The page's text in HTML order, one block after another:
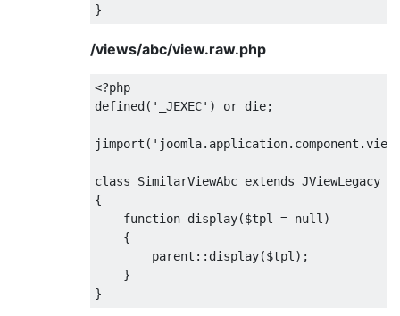
/views/abc/view.raw.php
<?php
defined('_JEXEC') or die;
class SimilarViewAbc extends JViewLegacy
{
    function display($tpl = null)
    {
        parent::display($tpl);
    }